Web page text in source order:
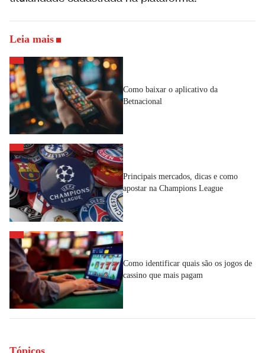
Leia mais
Como baixar o aplicativo da
Betnacional
Principais mercados, dicas e como
apostar na Champions League
Como identificar quais são os jogos de
cassino que mais pagam
Tópicos